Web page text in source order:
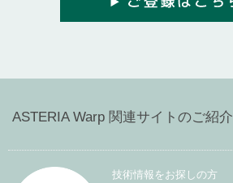
ASTERIA Warp 関連サイトのご紹介
技術情報をお探しの方